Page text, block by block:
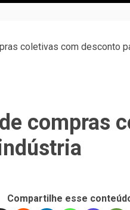
coletivas com desconto
compras
Compartilhe esse